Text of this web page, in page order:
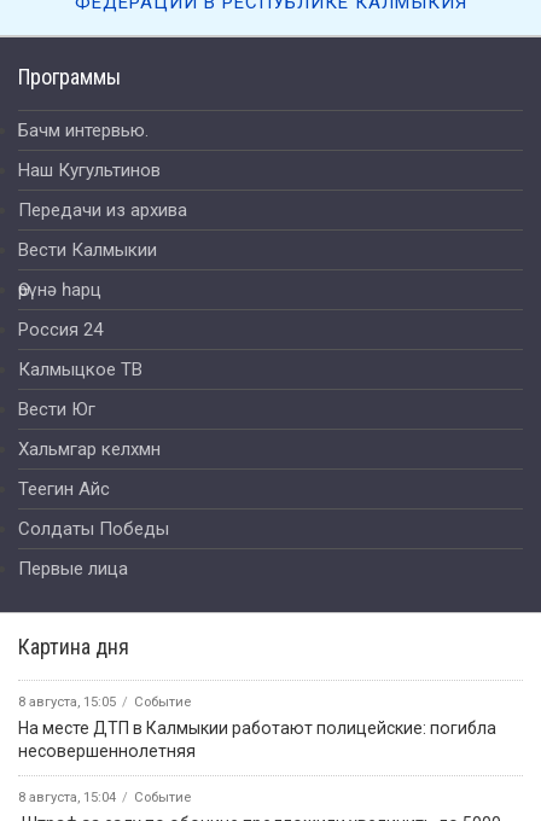
Программы
Бачм интервью.
Наш Кугультинов
Передачи из архива
Вести Калмыкии
Өрүнә һарц
Россия 24
Калмыцкое ТВ
Вести Юг
Хальмгар келхмн
Теегин Айс
Солдаты Победы
Первые лица
Картина дня
8 августа, 15:05 Событие
На месте ДТП в Калмыкии работают полицейские: погибла
несовершеннолетняя
8 августа, 15:04 Событие